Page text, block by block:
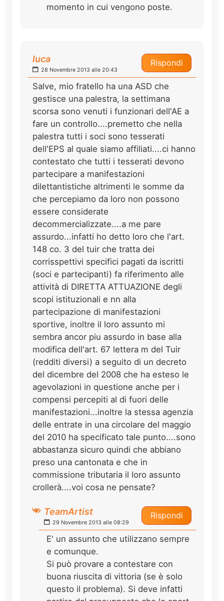
momento in cui vengono poste.
Rispondi
luca
28 Novembre 2013 alle 20:43
Salve, mio fratello ha una ASD che
gestisce una palestra, la settimana
scorsa sono venuti i funzionari dell'AE a
fare un controllo....premetto che nella
palestra tutti i soci sono tesserati
dell'EPS al quale siamo affiliati....ci hanno
contestato che tutti i tesserati devono
partecipare a manifestazioni
dilettantistiche altrimenti le somme da
che percepiamo da loro non possono
essere considerate
decommercializzate....a me pare
assurdo...infatti ho detto loro che l'art.
148 co. 3 del tuir che tratta dei
corrisspettivi specifici pagati da iscritti
(soci e partecipanti) fa riferimento alle
attività di DIRETTA ATTUAZIONE degli
scopi istituzionali e nn alla
partecipazione di manifestazioni
sportive, inoltre il loro assunto mi
sembra ancor piu assurdo in base alla
modifica dell'art. 67 lettera m del Tuir
(redditi diversi) a seguito di un decreto
del dicembre del 2008 che ha esteso le
agevolazioni in questione anche per i
compensi percepiti al di fuori delle
manifestazioni...inoltre la stessa agenzia
delle entrate in una circolare del maggio
del 2010 ha specificato tale punto....sono
abbastanza sicuro quindi che abbiano
preso una cantonata e che in
commissione tributaria il loro assunto
crollerà....voi cosa ne pensate?
Rispondi
TeamArtist
29 Novembre 2013 alle 08:29
E' un assunto che utilizzano sempre
e comunque.
Si può provare a contestare con
buona riuscita di vittoria (se è solo
questo il problema). Si deve infatti